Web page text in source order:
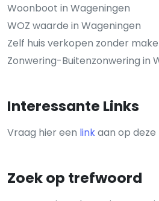
Woonboot in Wageningen
WOZ waarde in Wageningen
Zelf huis verkopen zonder
Zonwering-Buitenzonwering in
Interessante Links
Vraag hier een linkaan op deze
Zoek op trefwoord